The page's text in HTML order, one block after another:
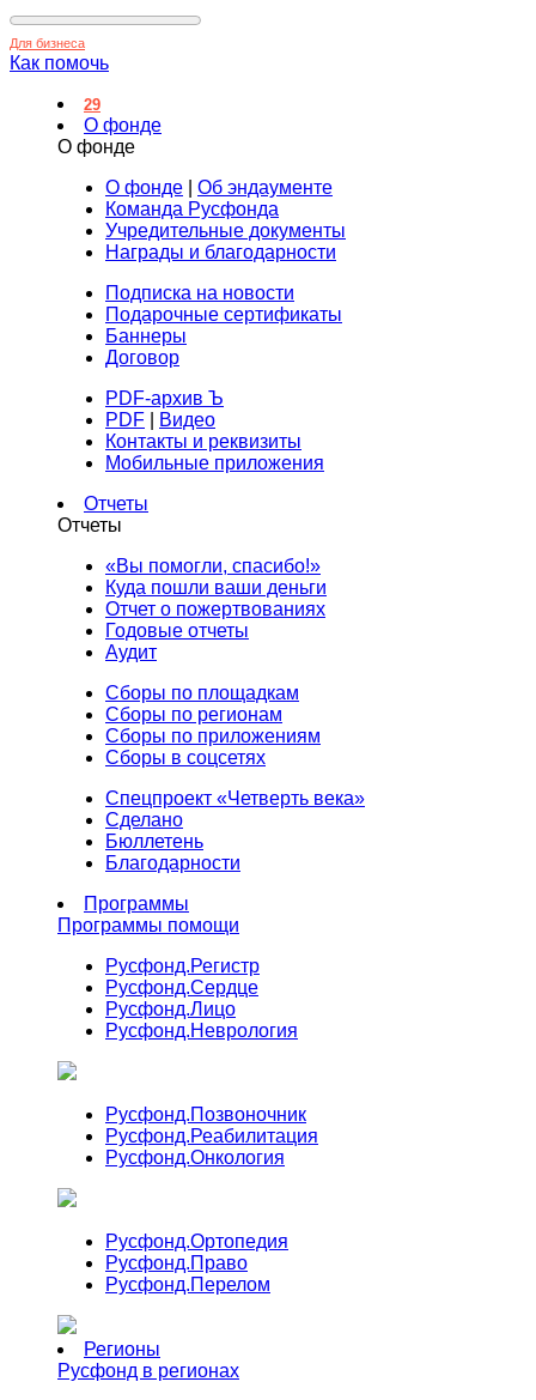
Для бизнеса
Как помочь
29
О фонде
О фонде
О фонде
Об эндаументе
Команда Русфонда
Учредительные документы
Награды и благодарности
Подписка на новости
Подарочные сертификаты
Баннеры
Договор
PDF-архив Ъ
PDF
Видео
Контакты и реквизиты
Мобильные приложения
Отчеты
Отчеты
«Вы помогли, спасибо!»
Куда пошли ваши деньги
Отчет о пожертвованиях
Годовые отчеты
Аудит
Сборы по площадкам
Сборы по регионам
Сборы по приложениям
Сборы в соцсетях
Спецпроект «Четверть века»
Сделано
Бюллетень
Благодарности
Программы
Программы помощи
Русфонд.Регистр
Русфонд.Сердце
Русфонд.Лицо
Русфонд.Неврология
Русфонд.Позвоночник
Русфонд.Реабилитация
Русфонд.Онкология
Русфонд.Ортопедия
Русфонд.Право
Русфонд.Перелом
Регионы
Русфонд в регионах